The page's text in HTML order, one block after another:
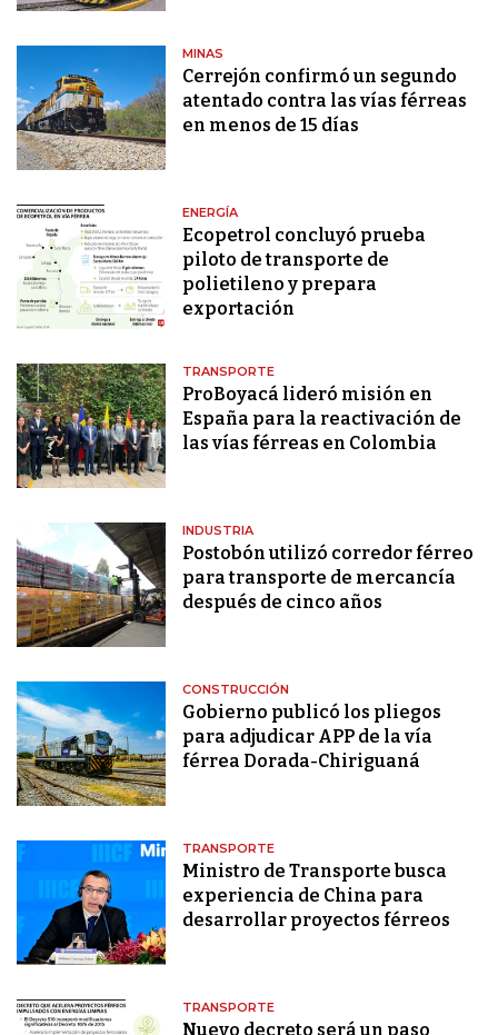
MINAS
Cerrejón confirmó un segundo
atentado contra las vías férreas
en menos de 15 días
ENERGÍA
Ecopetrol concluyó prueba
piloto de transporte de
polietileno y prepara
exportación
TRANSPORTE
ProBoyacá lideró misión en
España para la reactivación de
las vías férreas en Colombia
INDUSTRIA
Postobón utilizó corredor férreo
para transporte de mercancía
después de cinco años
CONSTRUCCIÓN
Gobierno publicó los pliegos
para adjudicar APP de la vía
férrea Dorada-Chiriguaná
TRANSPORTE
Ministro de Transporte busca
experiencia de China para
desarrollar proyectos férreos
TRANSPORTE
Nuevo decreto será un paso